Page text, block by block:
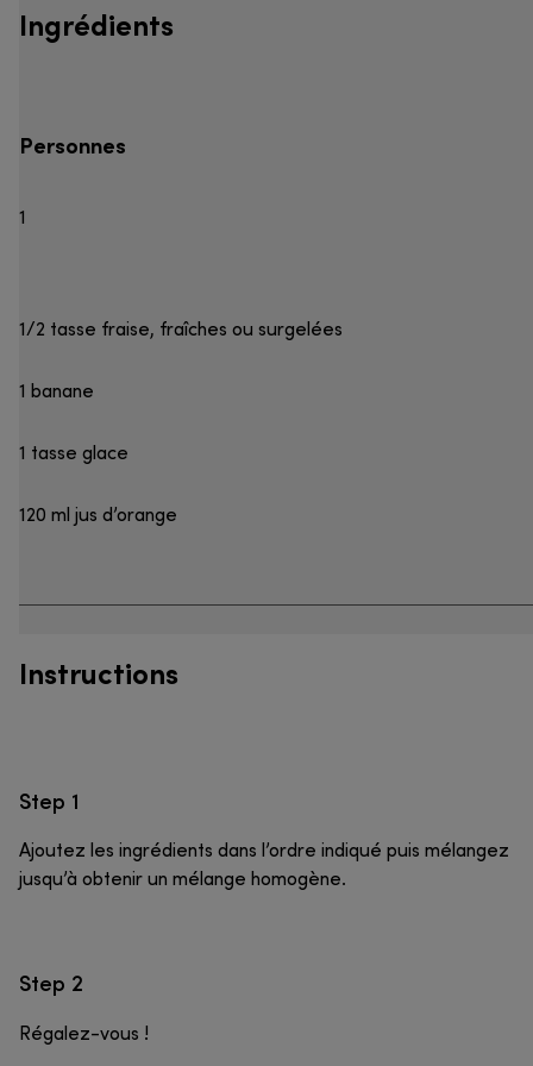
Ingrédients
Personnes
1
1/2 tasse fraise, fraîches ou surgelées
1 banane
1 tasse glace
120 ml jus d’orange
Instructions
Step 1
Ajoutez les ingrédients dans l’ordre indiqué puis mélangez
jusqu’à obtenir un mélange homogène.
Step 2
Régalez-vous !